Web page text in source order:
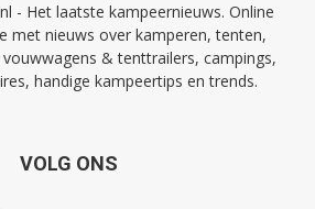
- Het laatste kampeernieuws. Online
met nieuws over kamperen, tenten,
& tenttrailers, campings,
handige kampeertips en trends.
VOLG ONS